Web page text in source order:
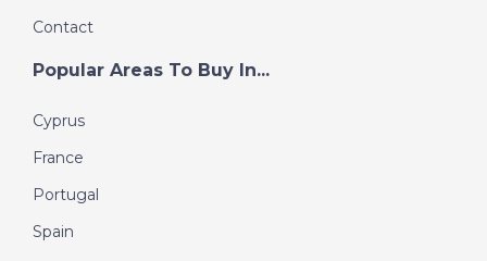
Contact
Popular Areas To Buy In...
Cyprus
France
Portugal
Spain